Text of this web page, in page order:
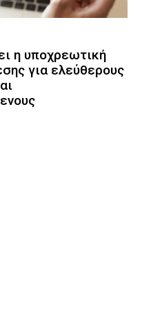
η υποχρεωτική
για ελεύθερους